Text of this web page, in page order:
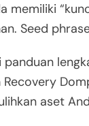
memiliki
Seed
aset